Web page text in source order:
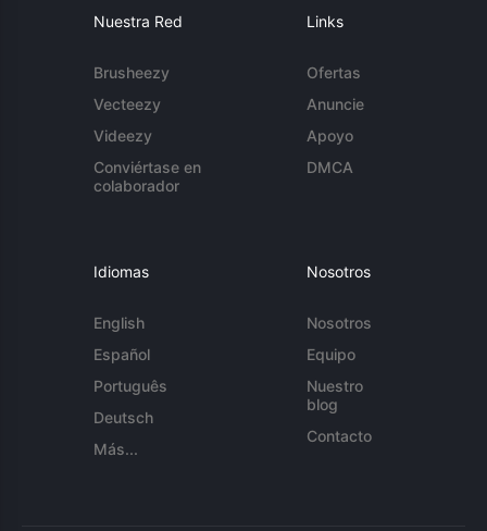
Nuestra Red
Brusheezy
Vecteezy
Videezy
Conviértase en
colaborador
Links
Ofertas
Anuncie
Apoyo
DMCA
Idiomas
English
Español
Português
Deutsch
Más...
Nosotros
Nosotros
Equipo
Nuestro
blog
Contacto